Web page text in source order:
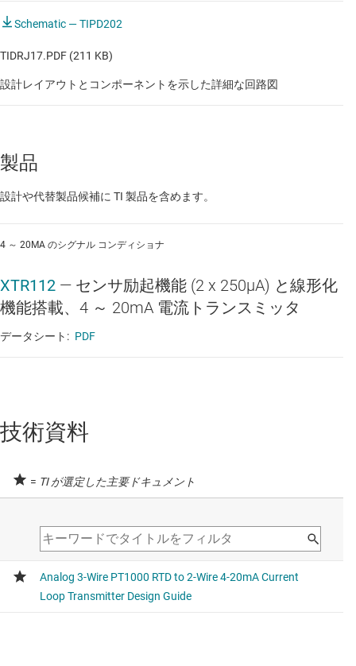
Schematic — TIPD202
TIDRJ17.PDF (211 KB)
設計レイアウトとコンポーネントを示した詳細な回路図
製品
設計や代替製品候補に TI 製品を含めます。
4 ～ 20MA のシグナル コンディショナ
XTR112 — センサ励起機能 (2 x 250μA) と線形化
機能搭載、4 ～ 20mA 電流トランスミッタ
データシート: PDF
技術資料
= TI が選定した主要ドキュメント